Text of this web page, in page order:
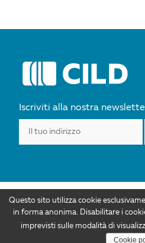
Iscriviti alla nostra
Attribuzione 4.0 Internazionale.
questa licenza sono disponibili
Questo sito utilizza cookie
in forma anonima. Disabilitare i
imprevisti sulle modalità di
Cookie